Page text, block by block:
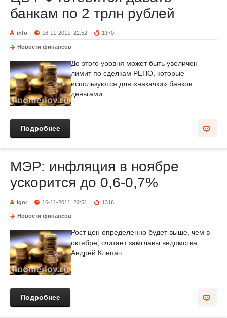
банкам по 2 трлн рублей
info 16-11-2011, 22:52 1370
Новости финансов
До этого уровня может быть увеличен
лимит по сделкам РЕПО, которые
используются для «накачки» банков
деньгами
Подробнее
МЭР: инфляция в ноябре
ускорится до 0,6-0,7%
igor 16-11-2011, 22:51 1316
Новости финансов
Рост цен определенно будет выше, чем в
октябре, считает замглавы ведомства
Андрей Клепач
Подробнее